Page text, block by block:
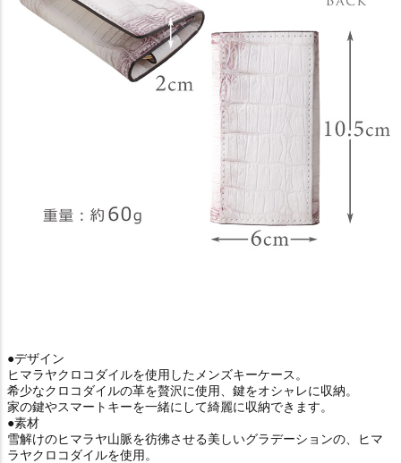
●デザイン
ヒマラヤクロコダイルを使用したメンズキーケース。
希少なクロコダイルの革を贅沢に使用、鍵をオシャレに収納。
家の鍵やスマートキーを一緒にして綺麗に収納できます。
●素材
雪解けのヒマラヤ山脈を彷彿させる美しいグラデーションの、ヒマ
ラヤクロコダイルを使用。